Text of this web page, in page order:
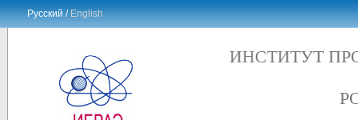
Русский /English
ИНСТИТУТ